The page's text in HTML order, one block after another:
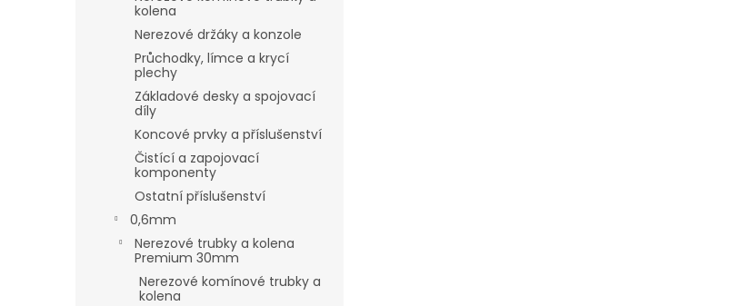
kolena
Nerezové držáky a konzole
Průchodky, límce a krycí
plechy
Základové desky a spojovací
díly
Koncové prvky a příslušenství
Čistící a zapojovací
komponenty
Ostatní příslušenství
0,6mm
Nerezové trubky a kolena
Premium 30mm
Nerezové komínové trubky a
kolena